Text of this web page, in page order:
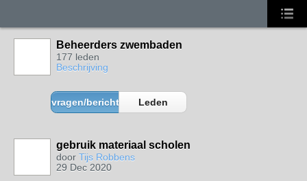
Beheerders zwembaden
177 leden
Beschrijving
vragen/berichten Leden
gebruik materiaal scholen
door Tijs Robbens
29 Dec 2020